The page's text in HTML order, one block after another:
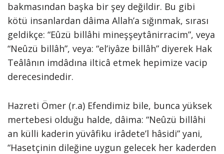
bakmasından başka bir şey değildir. Bu gibi
kötü insanlardan dâima Allah’a sığınmak, sırası
geldikçe: “Eûzü billâhi mineşşeytânirracim”, veya
“Neûzü billâh”, veya: “el’iyâze billâh” diyerek Hak
Teâlânın imdâdına ilticâ etmek hepimize vacip
derecesindedir.
Hazreti Ömer (r.a) Efendimiz bile, bunca yüksek
mertebesi olduğu halde, dâima: “Neûzü billâhi
an külli kaderin yüvâfiku irâdete’l hâsidi” yani,
“Hasetçinin dileğine uygun gelecek her kaderden